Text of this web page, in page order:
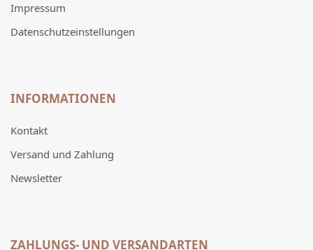
Impressum
Datenschutzeinstellungen
INFORMATIONEN
Kontakt
Versand und Zahlung
Newsletter
ZAHLUNGS- UND VERSANDARTEN